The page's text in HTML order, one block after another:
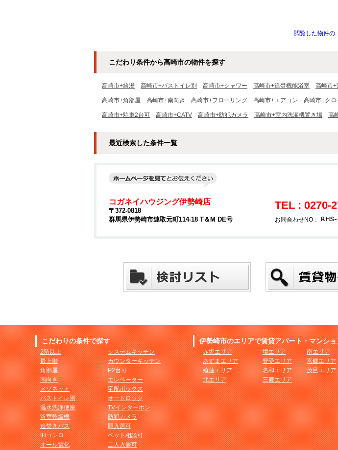
閲覧した物件の
こだわり条件から高崎市の物件を探す
高崎市+給湯 高崎市+バストイレ別 高崎市+シャワー 高崎市+追焚機能浴室 高崎市+
高崎市+角部屋 高崎市+南向き 高崎市+フローリング 高崎市+エアコン 高崎市+クロ
高崎市+駐車2台可 高崎市+CATV 高崎市+防犯カメラ 高崎市+室内洗濯機置き場 高
最近検索した条件一覧
コガネイハウジング伊勢崎店
〒372-0818
群馬県伊勢崎市連取元町114-18 T＆M DE号
TEL : 0270-
お問合わせNO：
こだわりの条件で探す
2階以上
最上階
角部屋
南向き
メゾネット
バストイレ別
温水洗浄便座
浴室乾燥機
追焚きバス
IHコンロ
オール電化
システムキッチン
カウンターキッチン
P2台可
エレベーター
宅配ボックス
オートロック
TVインターホン
防犯カメラ
即入居可
ペット相談可
二人入居可
伊勢崎市のエリアで賃貸アパート・マンシ
赤堀エリア
あずまエリア
殖蓮エリア
北エリア
境エリア
豊受エリア
名和エリア
三郷エリア
南エリア
宮郷エリア
茂呂エリア